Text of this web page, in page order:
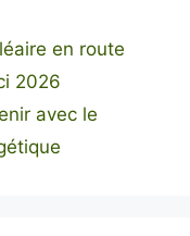
en route
2026
avec le